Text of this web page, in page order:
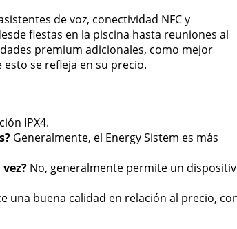
de voz, conectividad NFC y
fiestas en la piscina hasta reuniones al
premium adicionales, como mejor
se refleja en su precio.
IPX4.
Generalmente, el Energy Sistem es más
No, generalmente permite un
una buena calidad en relación al precio,